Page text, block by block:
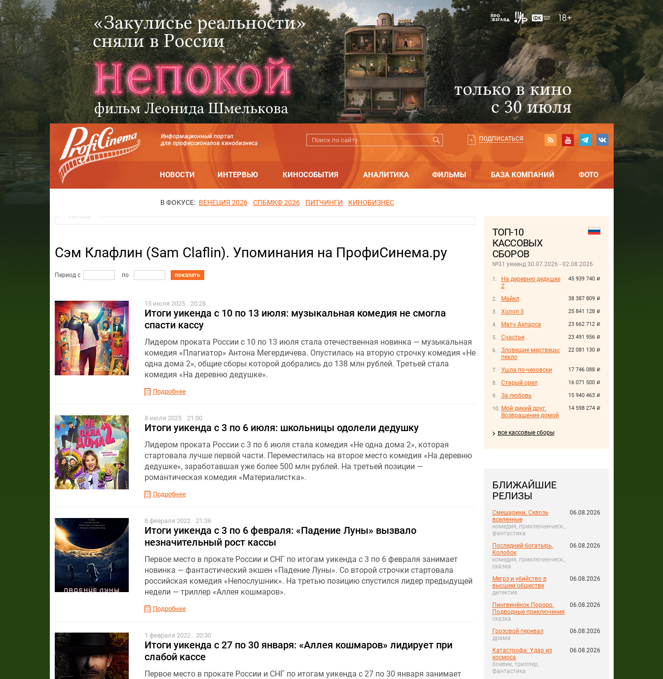
Информационный портал
для профессионалов кинобизнеса
ПОДПИСАТЬСЯ
НОВОСТИ ИНТЕРВЬЮ КИНОСОБЫТИЯ АНАЛИТИКА ФИЛЬМЫ БАЗА КОМПАНИЙ ФОТО
В ФОКУСЕ: ВЕНЕЦИЯ 2026 СПБМКФ 2026 ПИТЧИНГИ КИНОБИЗНЕС
ТОП-10
КАССОВЫХ
СБОРОВ
№31 уикенд 30.07.2026 - 02.08.2026
45 939 740 руб.
На деревню дедушке
2
38 387 809 руб.
Майкл
25 841 128 руб.
Холоп 3
23 662 712 руб.
Матч Акпарса
23 491 956 руб.
Счастье
22 081 130 руб.
Зловещие мертвецы:
пекло
17 746 088 руб.
Ушла по-чеховски
16 071 500 руб.
Старый орел
15 940 463 руб.
За любовь
14 598 274 руб.
Мой дикий друг.
Возвращение домой
все кассовые сборы
БЛИЖАЙШИЕ
РЕЛИЗЫ
Смешарики. Сквозь
вселенные
комедия, приключенческ.,
фантастика
06.08.2026
Последний богатырь.
Колобок
комедия, приключенческ.,
сказка
06.08.2026
Мегрэ и убийство в
высшем обществе
детектив
06.08.2026
Пингвинёнок Пороро.
Подводные приключения
сказка
06.08.2026
Грозовой перевал
драма
06.08.2026
Катастрофа. Удар из
космоса
боевик, триллер,
фантастика
06.08.2026
Реклама
Сэм Клафлин (Sam Claflin). Упоминания на ПрофиСинема.ру
Период с по показать
15 июля 2025 20:28
Итоги уикенда с 10 по 13 июля: музыкальная комедия не смогла
спасти кассу
Лидером проката России с 10 по 13 июля стала отечественная новинка — музыкальная
комедия «Плагиатор» Антона Мегердичева. Опустилась на вторую строчку комедия «Не
одна дома 2», общие сборы которой добрались до 138 млн рублей. Третьей стала
комедия «На деревню дедушке».
Подробнее
8 июля 2025 21:00
Итоги уикенда с 3 по 6 июля: школьницы одолели дедушку
Лидером проката России с 3 по 6 июля стала комедия «Не одна дома 2», которая
стартовала лучше первой части. Переместилась на второе место комедия «На деревню
дедушке», заработавшая уже более 500 млн рублей. На третьей позиции —
романтическая комедия «Материалистка».
Подробнее
8 февраля 2022 21:36
Итоги уикенда с 3 по 6 февраля: «Падение Луны» вызвало
незначительный рост кассы
Первое место в прокате России и СНГ по итогам уикенда с 3 по 6 февраля занимает
новинка — фантастический экшен «Падение Луны». Со второй строчки стартовала
российская комедия «Непослушник». На третью позицию спустился лидер предыдущей
недели — триллер «Аллея кошмаров».
Подробнее
1 февраля 2022 20:30
Итоги уикенда с 27 по 30 января: «Аллея кошмаров» лидирует при
слабой кассе
Первое место в прокате России и СНГ по итогам уикенда с 27 по 30 января занимает